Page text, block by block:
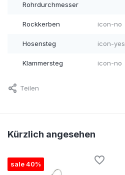
Rohrdurchmesser
Rockkerben icon-no
Hosensteg icon-yes
Klammersteg icon-no
Teilen
Kürzlich angesehen
sale 40%